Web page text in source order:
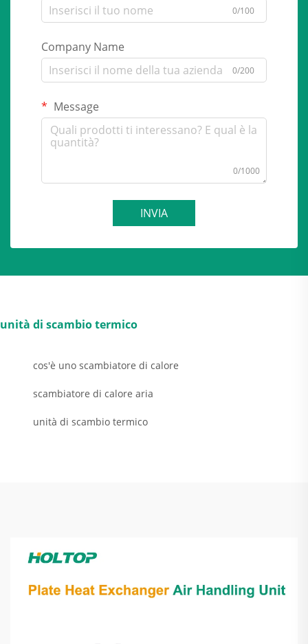
0/100
Company Name
0/200
Message
0/1000
INVIA
unità di scambio termico
cos'è uno scambiatore di calore
scambiatore di calore aria
unità di scambio termico